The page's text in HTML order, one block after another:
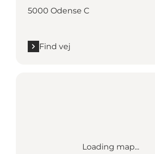
5000 Odense C
Find vej
Loading map...